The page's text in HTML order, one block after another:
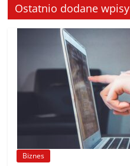
Ostatnio dodane wpisy
Biznes